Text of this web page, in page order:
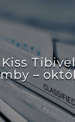
Kiss
–